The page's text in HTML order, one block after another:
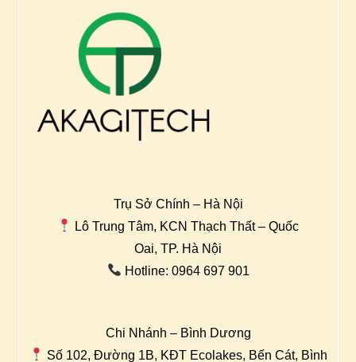
Trụ Sở Chính – Hà Nội
Lô Trung Tâm, KCN Thạch Thất – Quốc
Oai, TP. Hà Nội
Hotline: 0964 697 901
Chi Nhánh – Bình Dương
Số 102, Đường 1B, KĐT Ecolakes, Bến Cát, Bình